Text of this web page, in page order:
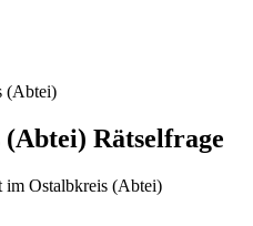
(Abtei)
Rätselfrage
im Ostalbkreis (Abtei)